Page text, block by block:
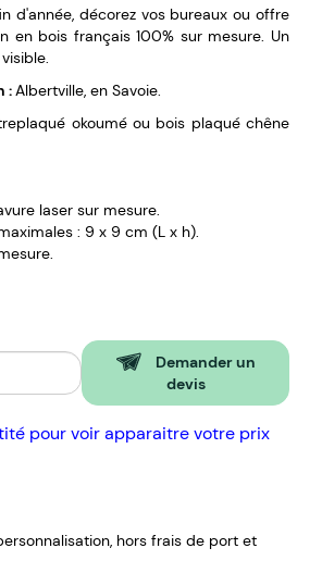
d'année, décorez vos bureaux ou offre
en bois français 100% sur mesure. Un
:Albertville, en Savoie.
okoumé ou bois plaqué chêne
laser sur mesure.
: 9 x 9 cm (L x h).
Demander un
devis
pour voir apparaitre votre prix
hors frais de port et